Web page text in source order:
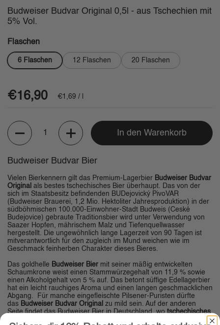
Budweiser Budvar Original 0,5l - aus Tschechien mit
5% Vol.
Flaschen
6 Flaschen 12 Flaschen 20 Flaschen
Regulärer Preis
€16,90 Stückpreis
€1,69 / l
Anzahl
In den Warenkorb
Budweiser Budvar Bier
Vielen Bierkennern gilt das Premium-Lagerbier Budweiser Budvar
Original als bestes tschechisches Bier überhaupt. Das von der
sich im Staatsbesitz befindenden BUDejovický PivoVAR
(Budweiser Brauerei, 1,2 Mio. Hektoliter Jahresproduktion) in der
südböhmischen 100.000-Einwohner-Stadt Budweis (Ceské
Budejovice) gebraute Traditionsbier wird unter Verwendung von
Saazer Hopfen, mährischem Malz und Tiefenquellwasser
hergestellt. Die ungewöhnlich lange Lagerzeit von 90 Tagen ist
mitverantwortlich für den zugleich im Mund weichen wie im
Geschmack feinherben Charakter dieses Bieres.
Das goldhelle Budweiser Bier mit seiner mäßig entwickelten
Schaumkrone weist einen Stammwürzegehalt von 11,9 % sowie
einen Alkoholgehalt von 5 % auf. Das betont süffige Edellagerbier
hat ein leicht rauchiges Aroma und einen langen geschmacklichen
Abgang. Für manche eingefleischte Pilsener-Puristen dürfte
das Budweiser Budvar Original zu mild sein. Auf der anderen
Seite findet das Budweiser Bier in Deutschland, wo tschechisches